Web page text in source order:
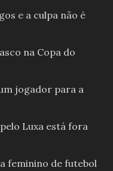
e a culpa não é
na Copa do
jogador para a
Luxa está fora
feminino de futebol